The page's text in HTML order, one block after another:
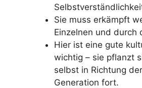
Sie muss erkämpft
Einzelnen und durch
Hier ist eine gute
wichtig – sie pflanzt
selbst in Richtung
Generation fort.